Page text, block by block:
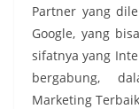
Partner yang
Google, yang
sifatnya yang
bergabung,
Marketing